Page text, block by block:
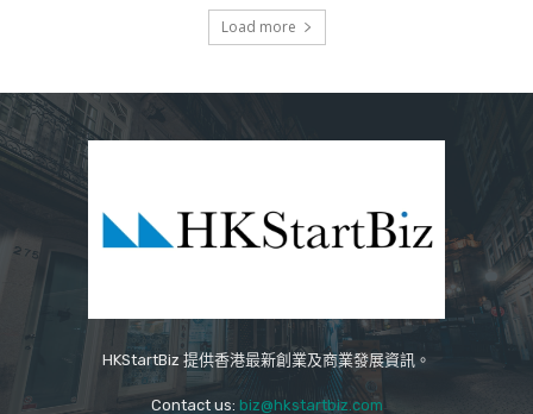
Load more
HKStartBiz 提供香港最新創業及商業發展資訊。
Contact us: biz@hkstartbiz.com